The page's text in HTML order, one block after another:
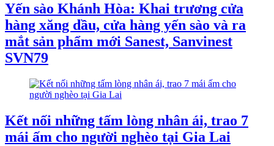
Yến sào Khánh Hòa: Khai trương cửa
hàng xăng dầu, cửa hàng yến sào và ra
mắt sản phẩm mới Sanest, Sanvinest
SVN79
Kết nối những tấm lòng nhân ái, trao 7
mái ấm cho người nghèo tại Gia Lai